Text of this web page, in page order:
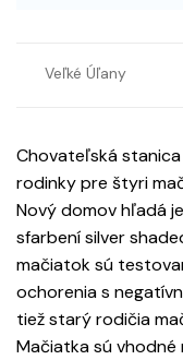
Veľké Úľany
Chovateľská stanica
rodinky pre štyri
Nový domov hľadá
sfarbení silver
mačiatok sú
ochorenia s
tiež starý rodičia
Mačiatka sú